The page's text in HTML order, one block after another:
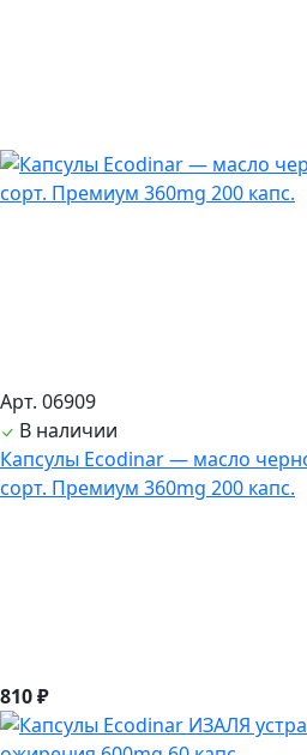
Арт. 06909
В наличии
Капсулы Ecodinar — масло
сорт. Премиум 360mg 200 капс.
810 ₽